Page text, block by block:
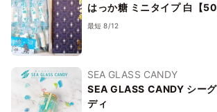
はっか糖 ミニタイプ 白【50
最短 8/12
SEA GLASS CANDY
SEA GLASS CANDY シー
ディ